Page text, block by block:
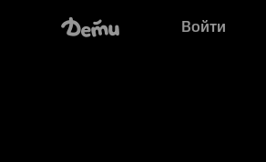
Войти